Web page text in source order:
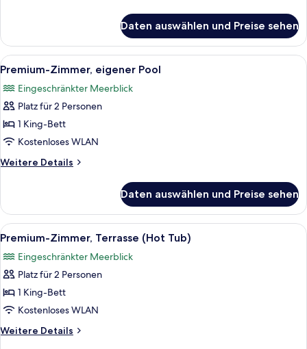
Zimmer,
Meerblick
Daten auswählen und Preise sehen
Alle
Fotos
für
Premium-
Zimmer,
eigener
Pool
anzeigen
Premium-Zimmer, eigener Pool |
4
Premium-Zimmer, eigener Pool
Eingeschränkter Meerblick
Platz für 2 Personen
1 King-Bett
Kostenloses WLAN
Weitere Details
Weitere
Zimmer,
eigener
Pool
Daten auswählen und Preise sehen
Alle
Fotos
für
Premium-
Zimmer,
Terrasse
(Hot
Tub)
Ein modernes Hotelzimmer mit
3
Premium-Zimmer, Terrasse (Hot Tub)
Eingeschränkter Meerblick
Platz für 2 Personen
1 King-Bett
Kostenloses WLAN
Weitere Details
Weitere